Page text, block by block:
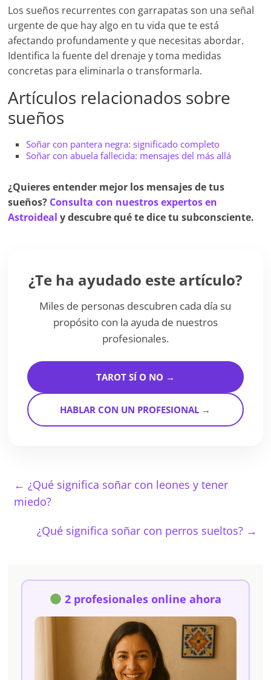
Los sueños recurrentes con garrapatas son una señal
urgente de que hay algo en tu vida que te está
afectando profundamente y que necesitas abordar.
Identifica la fuente del drenaje y toma medidas
concretas para eliminarla o transformarla.
Artículos relacionados sobre
sueños
Soñar con pantera negra: significado completo
Soñar con abuela fallecida: mensajes del más allá
¿Quieres entender mejor los mensajes de tus
sueños? Consulta con nuestros expertos en
Astroideal y descubre qué te dice tu subconsciente.
¿Te ha ayudado este artículo?
Miles de personas descubren cada día su
propósito con la ayuda de nuestros
profesionales.
TAROT SÍ O NO →
HABLAR CON UN PROFESIONAL →
← ¿Qué significa soñar con leones y tener
miedo?
¿Qué significa soñar con perros sueltos? →
2 profesionales online ahora